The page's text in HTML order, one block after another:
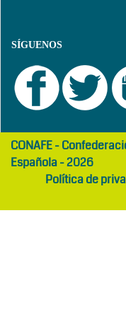
SÍGUENOS
girls
abaya
maltepe
otelCONAFE -
Española - 2026
Política de